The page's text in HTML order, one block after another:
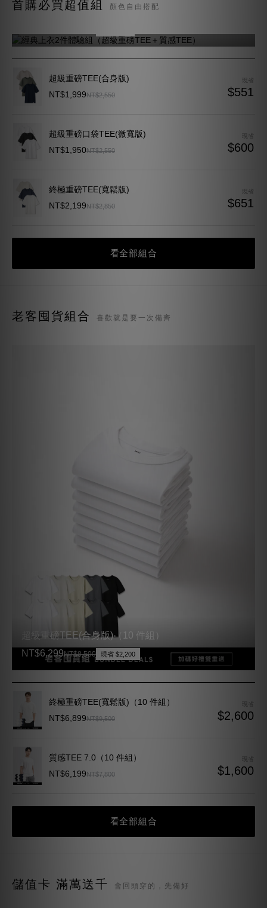
首購必買超值組 顏色自由搭配
（超級重磅TEE＋質感TEE）
超級重磅TEE(合身版)
NT$1,999NT$2,550
現省
$551
超級重磅口袋TEE(微寬版)
NT$1,950NT$2,550
現省
$600
終極重磅TEE(寬鬆版)
NT$2,199NT$2,850
現省
$651
看全部組合
老客囤貨組合 喜歡就是要一次備齊
超級重磅TEE(合身版)（10 件組）
NT$6,299NT$8,500 現省 $2,200
終極重磅TEE(寬鬆版)（10 件組）
NT$6,899NT$9,500
現省
$2,600
質感TEE 7.0（10 件組）
NT$6,199NT$7,800
現省
$1,600
看全部組合
儲值卡 滿萬送千 會回頭穿的，先備好